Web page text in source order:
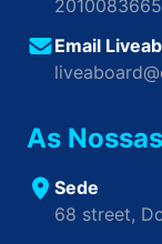
Email
As
Sede
68 street,